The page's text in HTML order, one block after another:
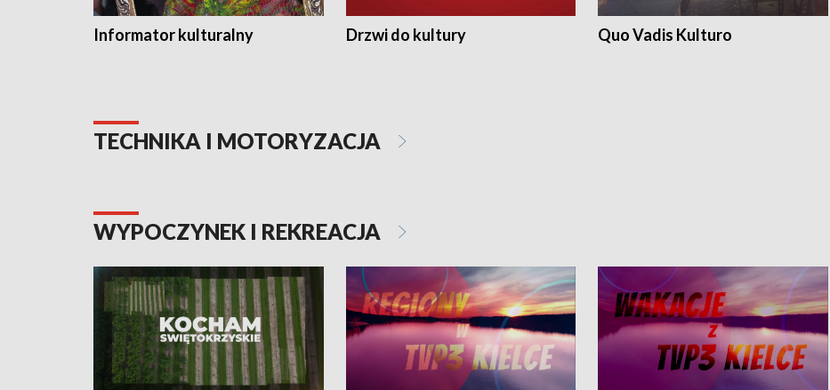
Informator kulturalny Drzwi do kultury Quo Vadis Kulturo
TECHNIKA I MOTORYZACJA
WYPOCZYNEK I REKREACJA